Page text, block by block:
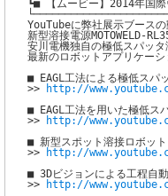
┗■ 【ムービー】2014年国
YouTubeに弊社展示ブース
新型溶接電源MOTOWELD-
安川電機独自の極低スパッ
最新のロボットアプリケー
■ EAGL工法による極低スパ
>>
http://
■ EAGL工法を用いた極低ス
>>
http://
■ 新型スポット溶接ロボッ
>>
■ 3Dビジョンによる工程自
>>
http://